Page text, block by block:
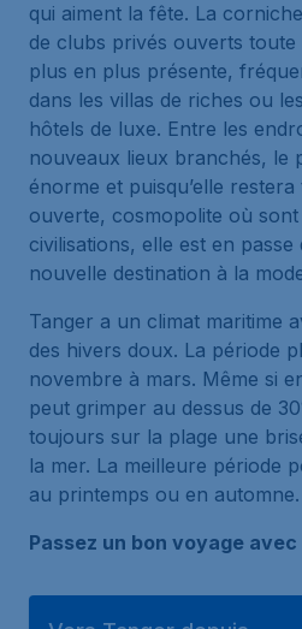
qui aiment la fête. La
de clubs privés ouverts toute
plus en plus présente,
dans les villas de riches ou
hôtels de luxe. Entre les
nouveaux lieux branchés, le
énorme et puisqu’elle
ouverte, cosmopolite où
civilisations, elle est en
nouvelle destination à la
Tanger a un climat maritime
des hivers doux. La période
novembre à mars. Même si
peut grimper au dessus de
toujours sur la plage une
la mer. La meilleure période
au printemps ou en automne.
Passez un bon voyage